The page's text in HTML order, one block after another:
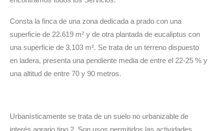
Consta la finca de una zona dedicada a prado con una
superficie de 22.619 m² y de otra plantada de eucaliptus con
una superficie de 3.103 m². Se trata de un terreno dispuesto
en ladera, presenta una pendiente media de entre el 22-25 % y
una altitud de entre 70 y 90 metros.
Urbanísticamente se trata de un suelo no urbanizable de
interés agrario tipo 2. Son usos permitidos las actividades